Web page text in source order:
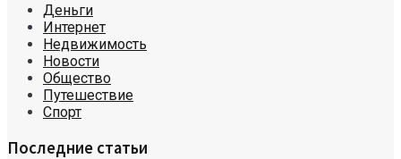
Деньги
Интернет
Недвижимость
Новости
Общество
Путешествие
Спорт
Последние статьи